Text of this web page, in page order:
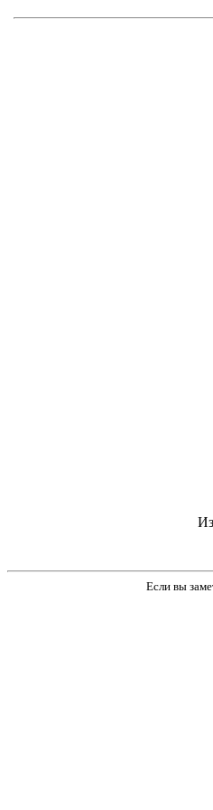
Если вы